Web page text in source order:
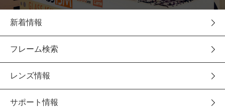
新着情報
フレーム検索
レンズ情報
サポート情報